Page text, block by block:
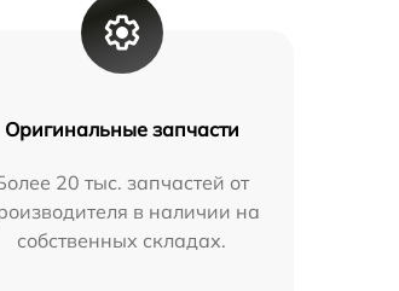
Оригинальные запчасти
20 тыс. запчастей от
в наличии на
собственных складах.